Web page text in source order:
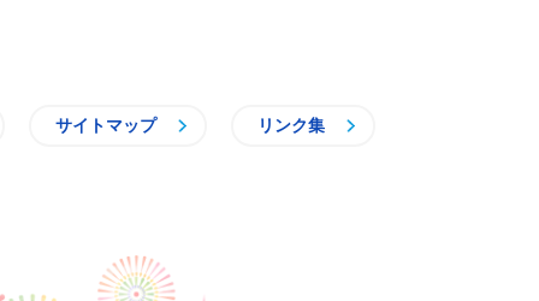
サイトマップ リンク集